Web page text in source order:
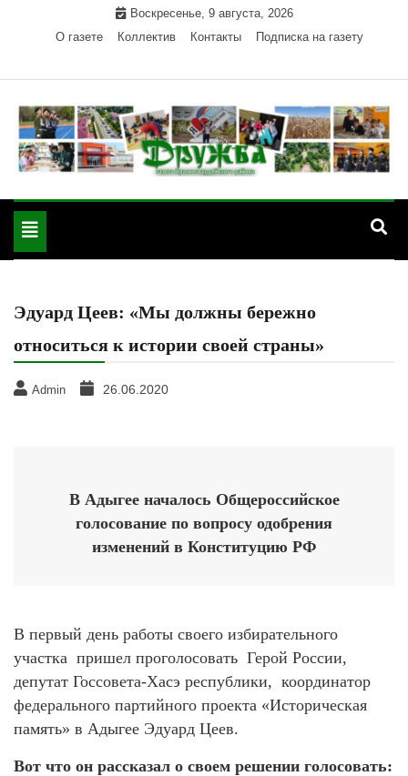
Воскресенье, 9 августа, 2026
О газете
Коллектив Контакты Подписка на газету
"Дружба" — газета
Красногвардейского района Республики Адыгея
Toggle
navigation
Эдуард Цеев: «Мы должны бережно
относиться к истории своей страны»
Admin 26.06.2020
В Адыгее началось Общероссийское
голосование по вопросу одобрения
изменений в Конституцию РФ
В первый день работы своего избирательного
участка пришел проголосовать Герой России,
депутат Госсовета-Хасэ республики, координатор
федерального партийного проекта «Историческая
память» в Адыгее Эдуард Цеев.
Вот что он рассказал о своем решении голосовать: